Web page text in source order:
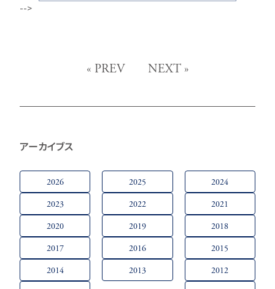
-->
« PREV NEXT»
アーカイブス
2026 2025
2024
2023
2022
2021
2020
2019
2018
2017
2016
2015
2014
2013
2012